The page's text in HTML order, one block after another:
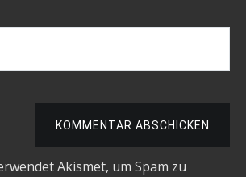
KOMMENTAR ABSCHICKEN
Akismet, um Spam zu